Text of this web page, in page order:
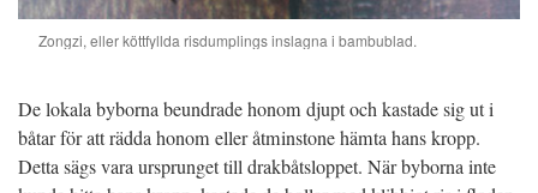
Zongzi, eller köttfyllda risdumplings inslagna i bambublad.
De lokala byborna beundrade honom djupt och kastade sig ut i
båtar för att rädda honom eller åtminstone hämta hans kropp.
Detta sägs vara ursprunget till drakbåtsloppet. När byborna inte